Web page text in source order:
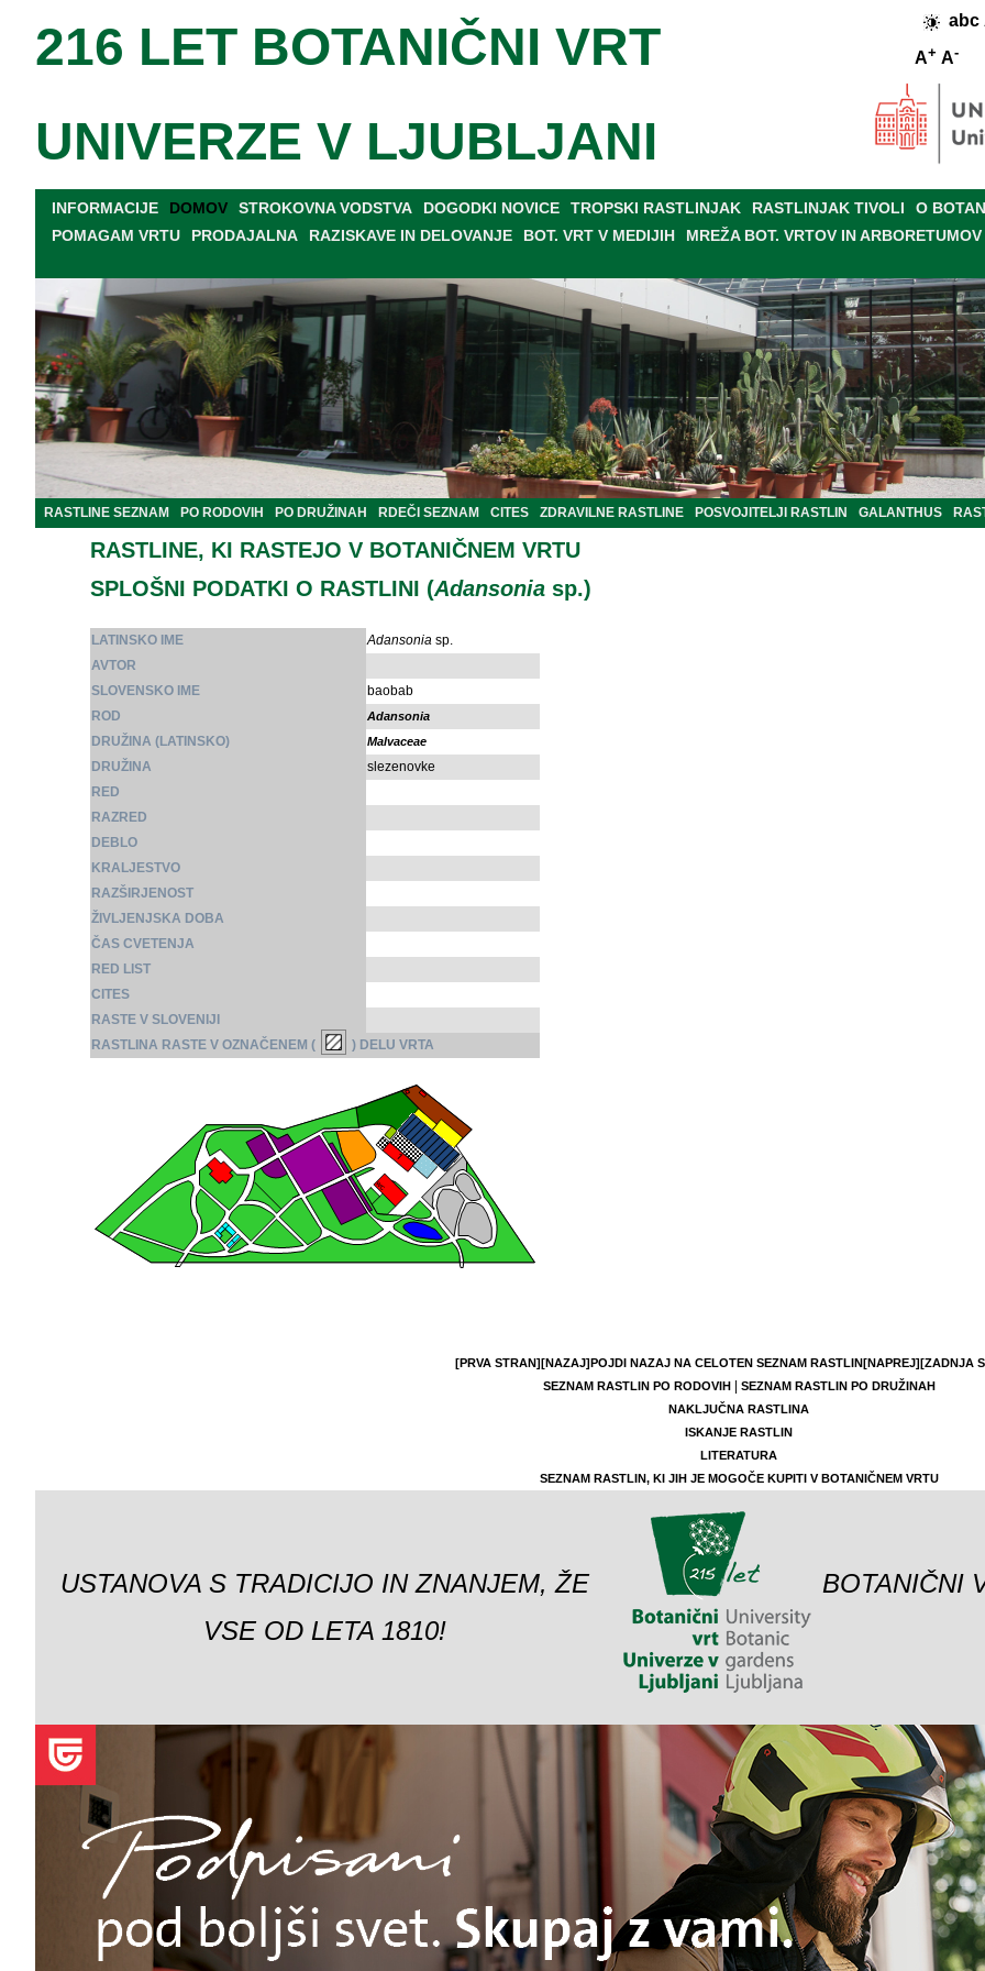
abc
A+ A-
216 LET BOTANIČNI VRT
UNIVERZE V LJUBLJANI
INFORMACIJE DOMOV STROKOVNA VODSTVA DOGODKI NOVICE TROPSKI RASTLINJAK RASTLINJAK TIVOLI O
POMAGAM VRTU
PRODAJALNA RAZISKAVE IN DELOVANJE BOT. VRT V MEDIJIH MREŽA BOT. VRTOV IN ARBORETUMOV
RASTLINE SEZNAM PO RODOVIH PO DRUŽINAH RDEČI SEZNAM CITES ZDRAVILNE RASTLINE POSVOJITELJI RASTLIN GALANTHUS
RASTLINE, KI RASTEJO V BOTANIČNEM VRTU
SPLOŠNI PODATKI O RASTLINI (Adansonia sp.)
LATINSKO IME Adansonia sp.
AVTOR
SLOVENSKO IME
baobab
ROD
Adansonia
DRUŽINA (LATINSKO) Malvaceae
DRUŽINA
slezenovke
RED
RAZRED
DEBLO
KRALJESTVO
RAZŠIRJENOST
ŽIVLJENJSKA DOBA
ČAS CVETENJA
RED LIST
CITES
RASTE V SLOVENIJI
RASTLINA RASTE V OZNAČENEM (
) DELU VRTA
[PRVA STRAN][NAZAJ]POJDI NAZAJ NA CELOTEN SEZNAM RASTLIN[NAPREJ][ZADNJA
SEZNAM RASTLIN PO RODOVIH|
SEZNAM RASTLIN PO DRUŽINAH
NAKLJUČNA RASTLINA
ISKANJE RASTLIN
LITERATURA
SEZNAM RASTLIN, KI JIH JE MOGOČE KUPITI V BOTANIČNEM VRTU
USTANOVA S TRADICIJO IN ZNANJEM, ŽE
VSE OD LETA 1810!
BOTANIČNI